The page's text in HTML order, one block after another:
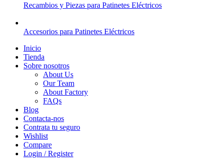
Recambios y Piezas para Patinetes Eléctricos
Accesorios para Patinetes Eléctricos
Inicio
Tienda
Sobre nosotros
About Us
Our Team
About Factory
FAQs
Blog
Contacta-nos
Contrata tu seguro
Wishlist
Compare
Login / Register